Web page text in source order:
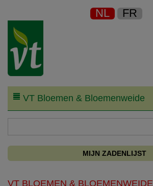
NL FR
VT Bloemen & Bloemenweide
MIJN ZADENLIJST
VT BLOEMEN & BLOEMENWEIDE